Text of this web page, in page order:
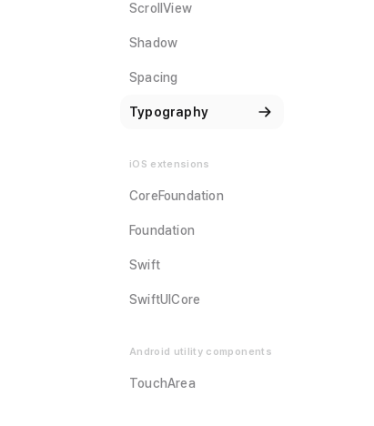
ScrollView
Shadow
Spacing
Typography
iOS extensions
CoreFoundation
Foundation
Swift
SwiftUICore
Android utility components
TouchArea